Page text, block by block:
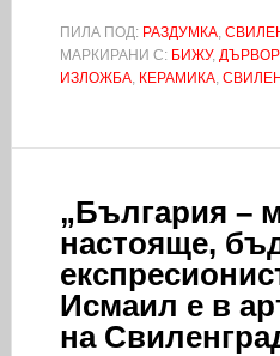
ПИЛА ПОД: РАЗДУМКА,
МАРКИРАНИ С: БИЖУ,
ИЗЛОЖБА, КЕРАМИКА,
„България –
настояще,
Исмаил е в
на